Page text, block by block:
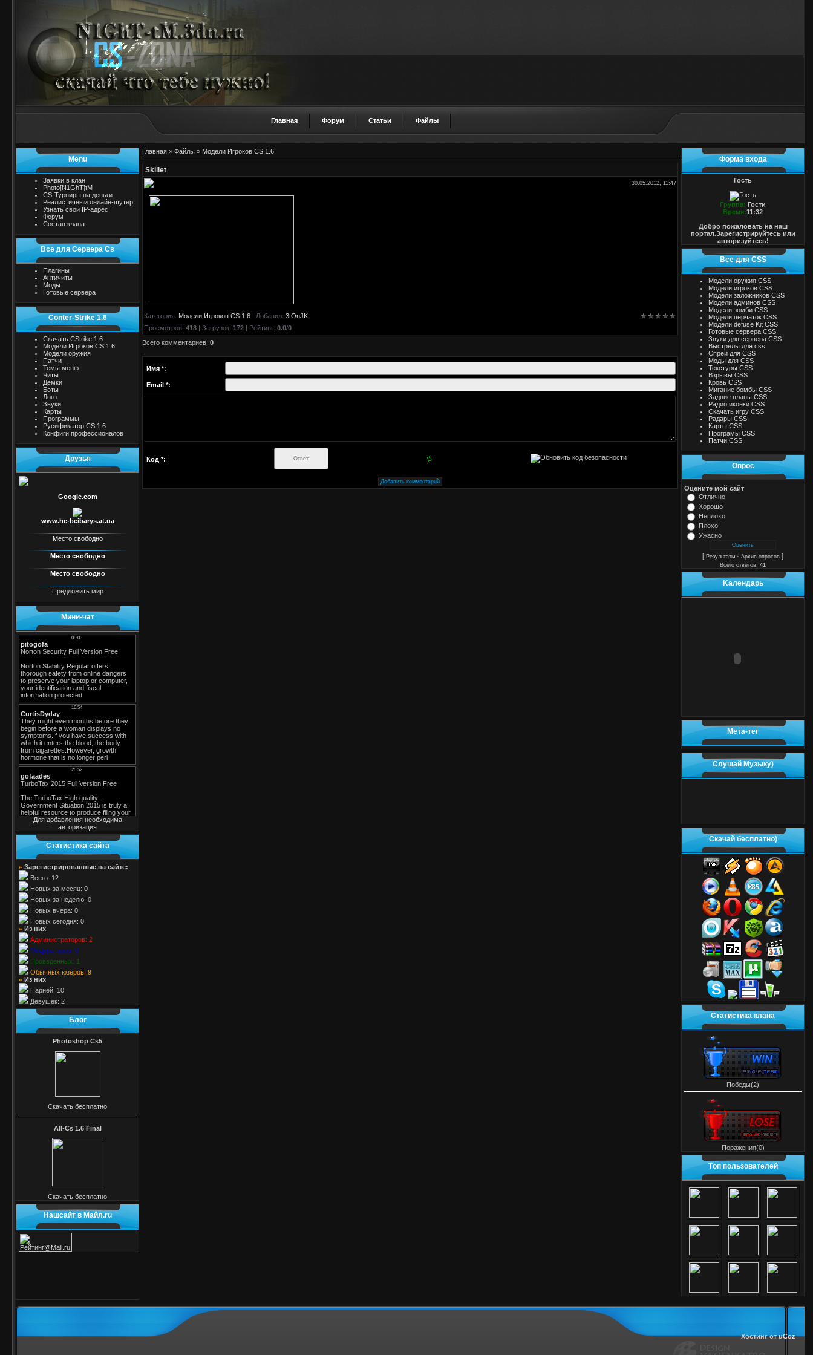
Главная Форум Статьи Файлы
Menu
3аявки в клан
Photo[N1GhT]tM
CS-Турниры на деньги
Реалистичный онлайн-шутер
Узнать свой IP-адрес
Форум
Состав клана
Все для Сервера Cs
Плагины
Античиты
Моды
Готовые сервера
Conter-Strike 1.6
Скачать CStrike 1.6
Модели Игроков CS 1.6
Модели оружия
Патчи
Темы меню
Читы
Демки
Боты
Лого
Звуки
Карты
Программы
Русификатор CS 1.6
Конфиги профессионалов
Друзья
Google.com
www.hc-beibarys.at.ua
Место свободно
Место свободно
Место свободно
Предложить мир
Мини-чат
Для добавления необходима
авторизация
Cтатистика cайта
» Зарегистрированные на сайте:
Всего: 12
Новых за месяц: 0
Новых за неделю: 0
Новых вчера: 0
Новых сегодня: 0
» Из них
Администраторов: 2
Модераторов: 0
Проверенных: 1
Обычных юзеров: 9
» Из них
Парней: 10
Девушек: 2
Блог
Photoshop Cs5
Скачать бесплатно
All-Cs 1.6 Final
Скачать бесплатно
Нашсайт в Майл.ru
Главная » Файлы » Модели Игроков CS 1.6
Skillet
30.05.2012, 11:47
Категория: Модели Игроков CS 1.6 | Добавил: 3tOnJK
Просмотров: 418 | Загрузок: 172 | Рейтинг: 0.0/0
Всего комментариев: 0
Имя *:
Email *:
Код *:
Форма входа
Гость
Группа: Гости
Время:11:32
Добро пожаловать на наш
портал.Зарегистрируйтесь или
авторизуйтесь!
Все для CSS
Модели оружия CSS
Модели игроков CSS
Модели заложников CSS
Модели админов CSS
Модели зомби CSS
Модели перчаток CSS
Модели defuse Kit CSS
Готовые сервера CSS
Звуки для сервера CSS
Выстрелы для css
Спреи для CSS
Моды для CSS
Текстуры CSS
Взрывы CSS
Кровь CSS
Мигание бомбы CSS
Задние планы CSS
Радио иконки CSS
Скачать игру CSS
Радары CSS
Карты CSS
Програмы CSS
Патчи CSS
Опрос
Оцените мой сайт
Отлично
Хорошо
Неплохо
Плохо
Ужасно
[ Результаты · Архив опросов ]
Всего ответов: 41
Kалендарь
Мета-тег
Слушай Музыку)
Скачай бесплатно)
Статистика клана
Победы(2)
Поражения(0)
Tоп пользователей
Хостинг отuCoz